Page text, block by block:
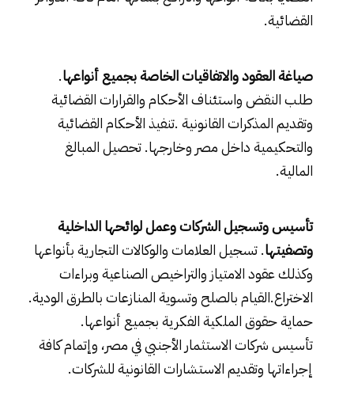
القضائية.
صياغة العقود والاتفاقيات الخاصة بجميع أنواعها.
طلب النقض واستئناف الأحكام والقرارات القضائية
وتقديم المذكرات القانونية .تنفيذ الأحكام القضائية
والتحكيمية داخل مصر وخارجها. تحصيل المبالغ
المالية.
تأسيس وتسجيل الشركات وعمل لوائحها الداخلية
وتصفيتها. تسجيل العلامات والوكالات التجارية بأنواعها
وكذلك عقود الامتياز والتراخيص الصناعية وبراءات
الاختراع.القيام بالصلح وتسوية المنازعات بالطرق الودية.
حماية حقوق الملكية الفكرية بجميع أنواعها.
تأسيس شركات الاستثمار الأجنبي في مصر، وإتمام كافة
إجراءاتها وتقديم الاستشارات القانونية للشركات.